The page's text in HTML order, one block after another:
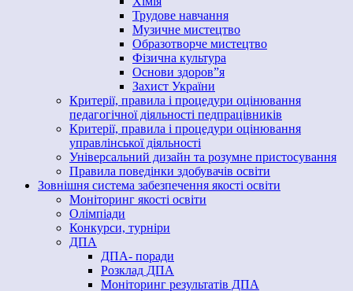
Трудове навчання
Музичне мистецтво
Образотворче мистецтво
Фізична культура
Основи здоров”я
Захист України
Критерії, правила і процедури оцінювання
педагогічної діяльності педпрацівників
Критерії, правила і процедури оцінювання
управлінської діяльності
Універсальний дизайн та розумне пристосування
Правила поведінки здобувачів освіти
Зовнішня система забезпечення якості освіти
Моніторинг якості освіти
Олімпіади
Конкурси, турніри
ДПА
ДПА- поради
Розклад ДПА
Моніторинг результатів ДПА